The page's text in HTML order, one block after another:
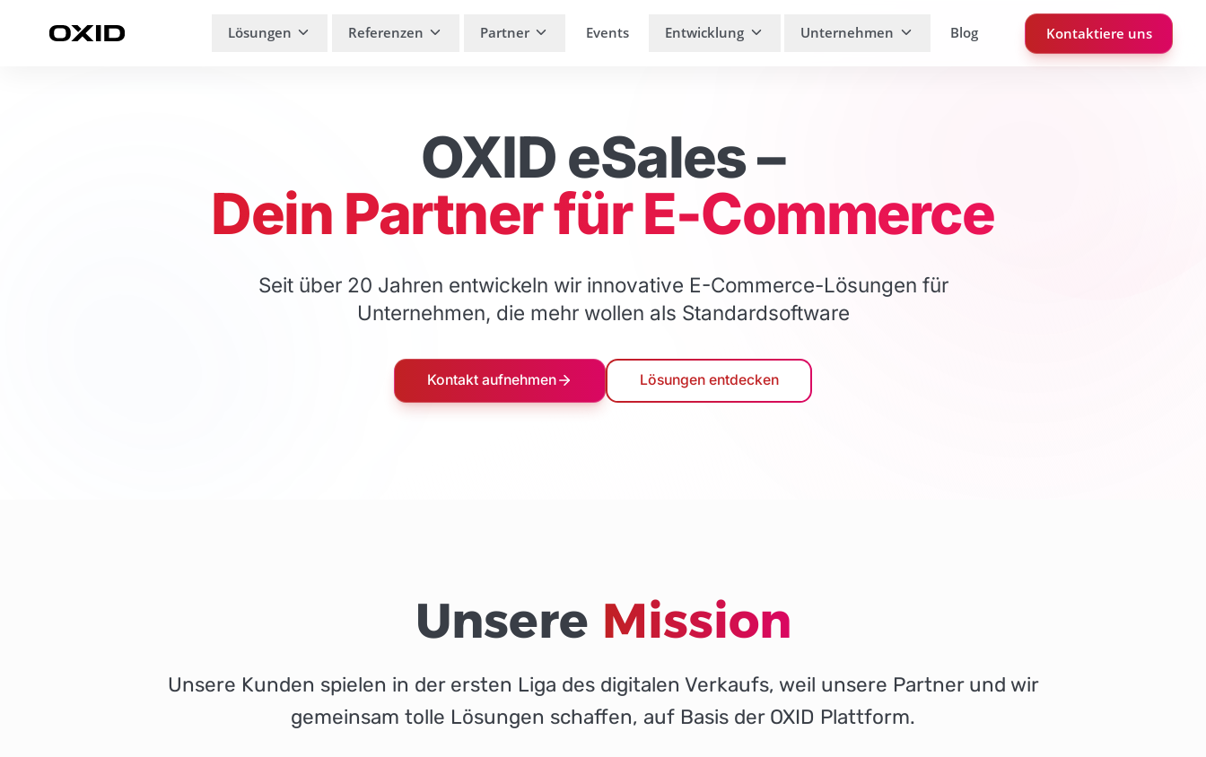
Lösungen
Referenzen Partner Events Entwicklung Unternehmen Blog Kontaktiere uns
OXID eSales –
Dein Partner für E-Commerce
Seit über 20 Jahren entwickeln wir innovative E-Commerce-Lösungen für
Unternehmen, die mehr wollen als Standardsoftware
Kontakt aufnehmen Lösungen entdecken
Unsere Mission
Unsere Kunden spielen in der ersten Liga des digitalen Verkaufs, weil unsere Partner und wir
gemeinsam tolle Lösungen schaffen, auf Basis der OXID Plattform.